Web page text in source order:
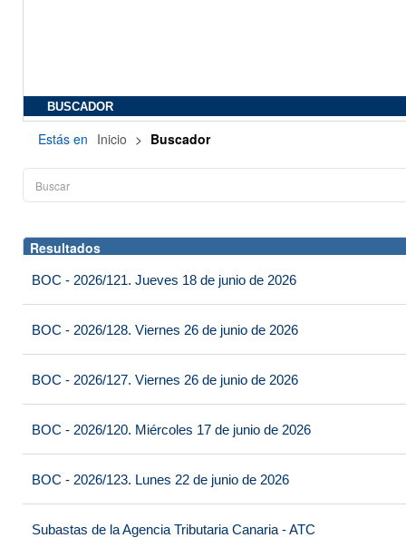
BUSCADOR
Estás en Inicio > Buscador
Resultados
BOC - 2026/121. Jueves 18 de junio de 2026
BOC - 2026/128. Viernes 26 de junio de 2026
BOC - 2026/127. Viernes 26 de junio de 2026
BOC - 2026/120. Miércoles 17 de junio de 2026
BOC - 2026/123. Lunes 22 de junio de 2026
Subastas de la Agencia Tributaria Canaria - ATC